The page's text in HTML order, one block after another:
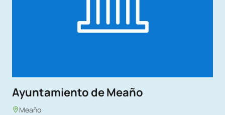
Ayuntamiento de Meaño
Meaño